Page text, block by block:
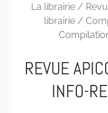
La librairie /
librairie /
REVUE
INFO-